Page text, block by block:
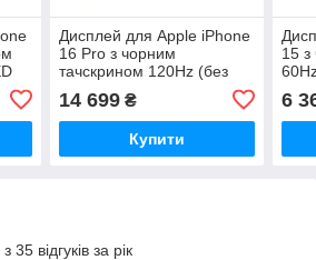
Дисплей для Apple iPhone
16 Pro з чорним
тачскрином 120Hz (без
14 699₴
Купити
15 з
6
35 відгуків за рік